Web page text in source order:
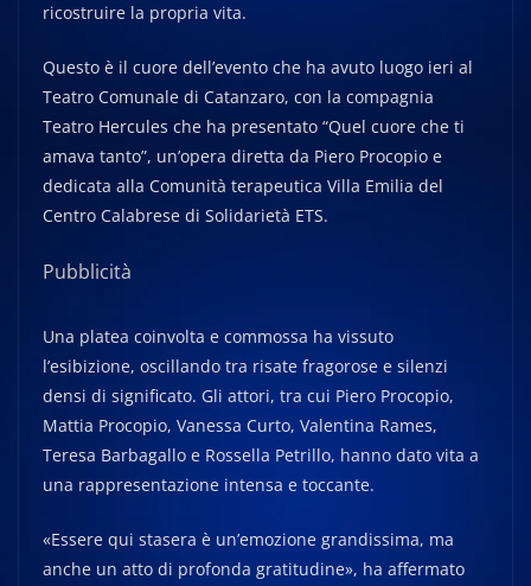
ricostruire la propria vita.
Questo è il cuore dell’evento che ha avuto luogo ieri al
Teatro Comunale di Catanzaro, con la compagnia
Teatro Hercules che ha presentato “Quel cuore che ti
amava tanto”, un’opera diretta da Piero Procopio e
dedicata alla Comunità terapeutica Villa Emilia del
Centro Calabrese di Solidarietà ETS.
Pubblicità
Una platea coinvolta e commossa ha vissuto
l’esibizione, oscillando tra risate fragorose e silenzi
densi di significato. Gli attori, tra cui Piero Procopio,
Mattia Procopio, Vanessa Curto, Valentina Rames,
Teresa Barbagallo e Rossella Petrillo, hanno dato vita a
una rappresentazione intensa e toccante.
«Essere qui stasera è un’emozione grandissima, ma
anche un atto di profonda gratitudine», ha affermato